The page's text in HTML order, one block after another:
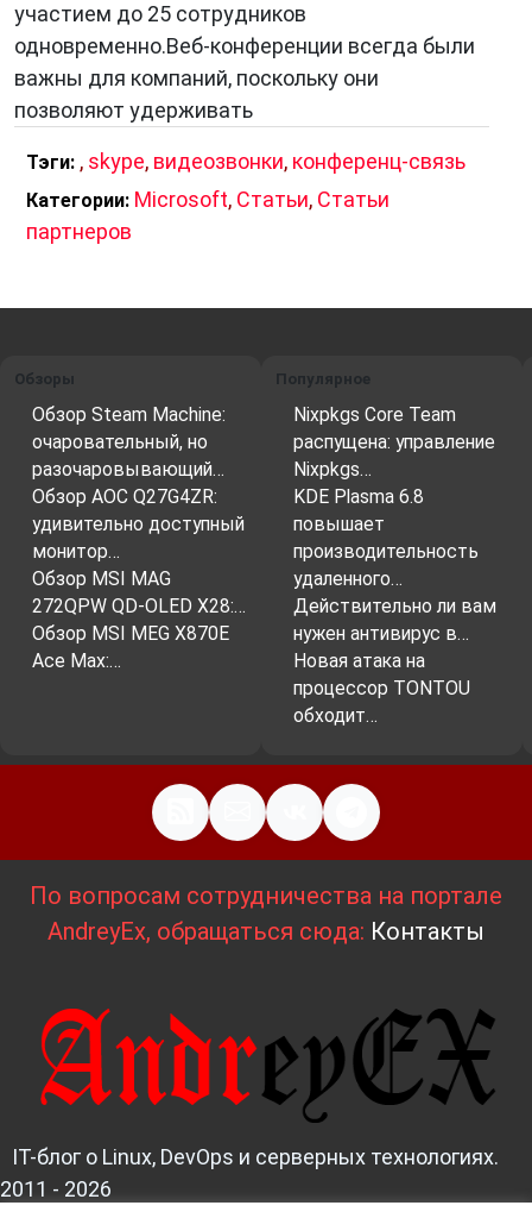
участием до 25 сотрудников
одновременно.Веб-конференции всегда были
важны для компаний, поскольку они
позволяют удерживать
Тэги: , skype, видеозвонки, конференц-связь
Категории: Microsoft, Статьи, Статьи
партнеров
Обзоры
Обзор Steam Machine:
очаровательный, но
разочаровывающий…
Обзор AOC Q27G4ZR:
удивительно доступный
монитор…
Обзор MSI MAG
272QPW QD-OLED X28:…
Обзор MSI MEG X870E
Ace Max:…
Популярное
Nixpkgs Core Team
распущена: управление
Nixpkgs…
KDE Plasma 6.8
повышает
производительность
удаленного…
Действительно ли вам
нужен антивирус в…
Новая атака на
процессор TONTOU
обходит…
По вопросам сотрудничества на портале
AndreyEx, обращаться сюда: Контакты
IT-блог о Linux, DevOps и серверных технологиях.
2011 - 2026